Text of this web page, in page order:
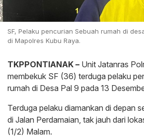
SF, Pelaku pencurian Sebuah rumah di
di Mapolres Kubu Raya.
TKPPONTIANAK – Unit Jatanras
membekuk SF (36) terduga pelaku
rumah di Desa Pal 9 pada 13
Terduga pelaku diamankan di depan
di Jalan Perdamaian, tak jauh dari
(1/2) Malam.